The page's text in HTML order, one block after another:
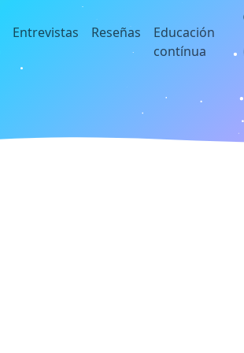
Entrevistas Reseñas
Educación
contínua